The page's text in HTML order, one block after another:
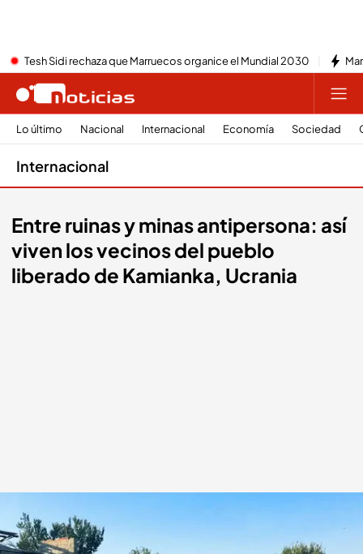
Tesh Sidi rechaza que Marruecos organice el Mundial 2030
Lo último Nacional Internacional Economía Sociedad
Internacional
Entre ruinas y minas antipersona: así
viven los vecinos del pueblo
liberado de Kamianka, Ucrania
Cuatro